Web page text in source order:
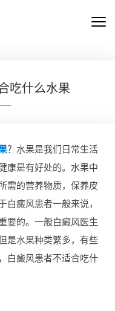
吃什么水果
？水果是我们日常生活
康是有好处的。水果中
需的营养物质，保养皮
白癜风患者一般来说，
要的。一般白癜风医生
是水果种类繁多，有些
白癜风患者不适合吃什